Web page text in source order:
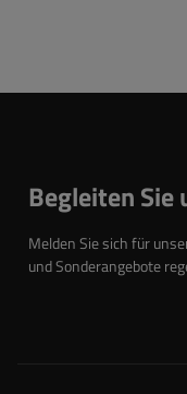
Begleiten Sie
Melden Sie sich für
und Sonderangebote